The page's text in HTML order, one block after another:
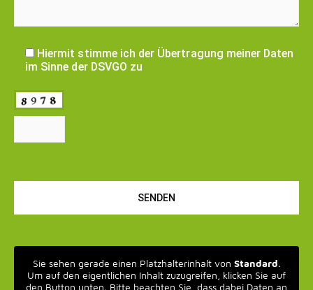
Hiermit stimme ich der Übertragung meiner Daten
im Sinne der DSVGO zu
lasse
Sie sehen gerade einen Platzhalterinhalt von Standard.
Um auf den eigentlichen Inhalt zuzugreifen, klicken Sie auf
den Button unten. Bitte beachten Sie, dass dabei Daten an